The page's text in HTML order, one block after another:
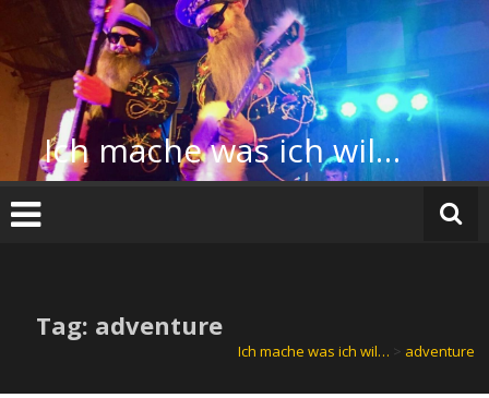
Inhalt
springen
Ich mache was ich wil…
Tag: adventure
Ich mache was ich wil… > adventure